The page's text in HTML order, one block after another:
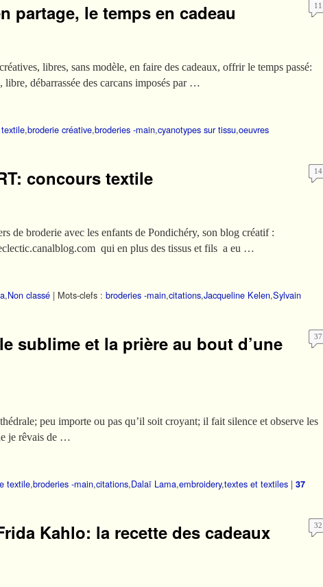
partage, le temps en cadeau 11
libres, sans modèle, en faire des cadeaux, offrir le temps passé:
débarrassée des carcans imposés par …
,broderie créative,broderies -main,cyanotypes sur tissu,oeuvres
concours textile 14
de broderie avec les enfants de Pondichéry, son blog créatif :
qui en plus des tissus et fils a eu …
,Non classé | Mots-clefs : broderies -main,citations,Jacqueline Kelen,Sylvain
sublime et la prière au bout d’une
37
peu importe ou pas qu’il soit croyant; il fait silence et observe les
je rêvais de …
textile,broderies -main,citations,Dalaï Lama,embroidery,textes et textiles | 37
Kahlo: la recette des cadeaux
32